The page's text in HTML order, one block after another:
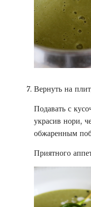
Вернуть на
Подавать с
украсив нори,
обжаренным
Приятного